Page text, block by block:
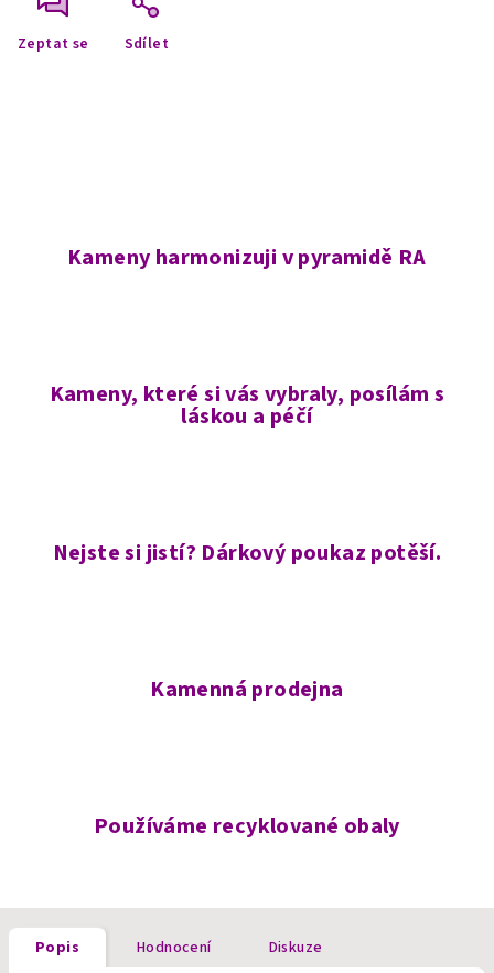
Zeptat se Sdílet
Kameny harmonizuji v pyramidě RA
Kameny, které si vás vybraly, posílám s
láskou a péčí
Nejste si jistí? Dárkový poukaz potěší.
Kamenná prodejna
Používáme recyklované obaly
Popis Hodnocení Diskuze